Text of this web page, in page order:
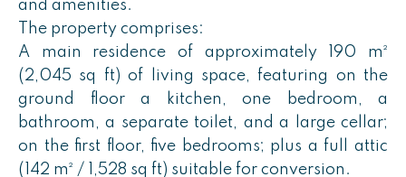
and amenities.
The property comprises:
A main residence of approximately 190 m²
(2,045 sq ft) of living space, featuring on the
ground floor a kitchen, one bedroom, a
bathroom, a separate toilet, and a large cellar;
on the first floor, five bedrooms; plus a full attic
(142 m² / 1,528 sq ft) suitable for conversion.